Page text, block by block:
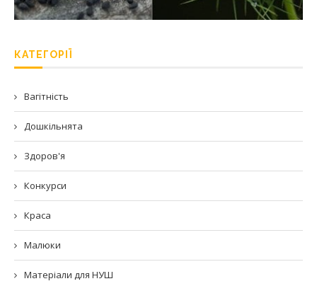
КАТЕГОРІЇ
Вагітність
Дошкільнята
Здоров'я
Конкурси
Краса
Малюки
Матеріали для НУШ